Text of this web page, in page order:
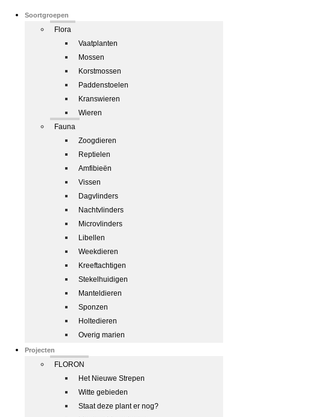
Soortgroepen
Flora
Vaatplanten
Mossen
Korstmossen
Paddenstoelen
Kranswieren
Wieren
Fauna
Zoogdieren
Reptielen
Amfibieën
Vissen
Dagvlinders
Nachtvlinders
Microvlinders
Libellen
Weekdieren
Kreeftachtigen
Stekelhuidigen
Manteldieren
Sponzen
Holtedieren
Overig marien
Projecten
FLORON
Het Nieuwe Strepen
Witte gebieden
Staat deze plant er nog?